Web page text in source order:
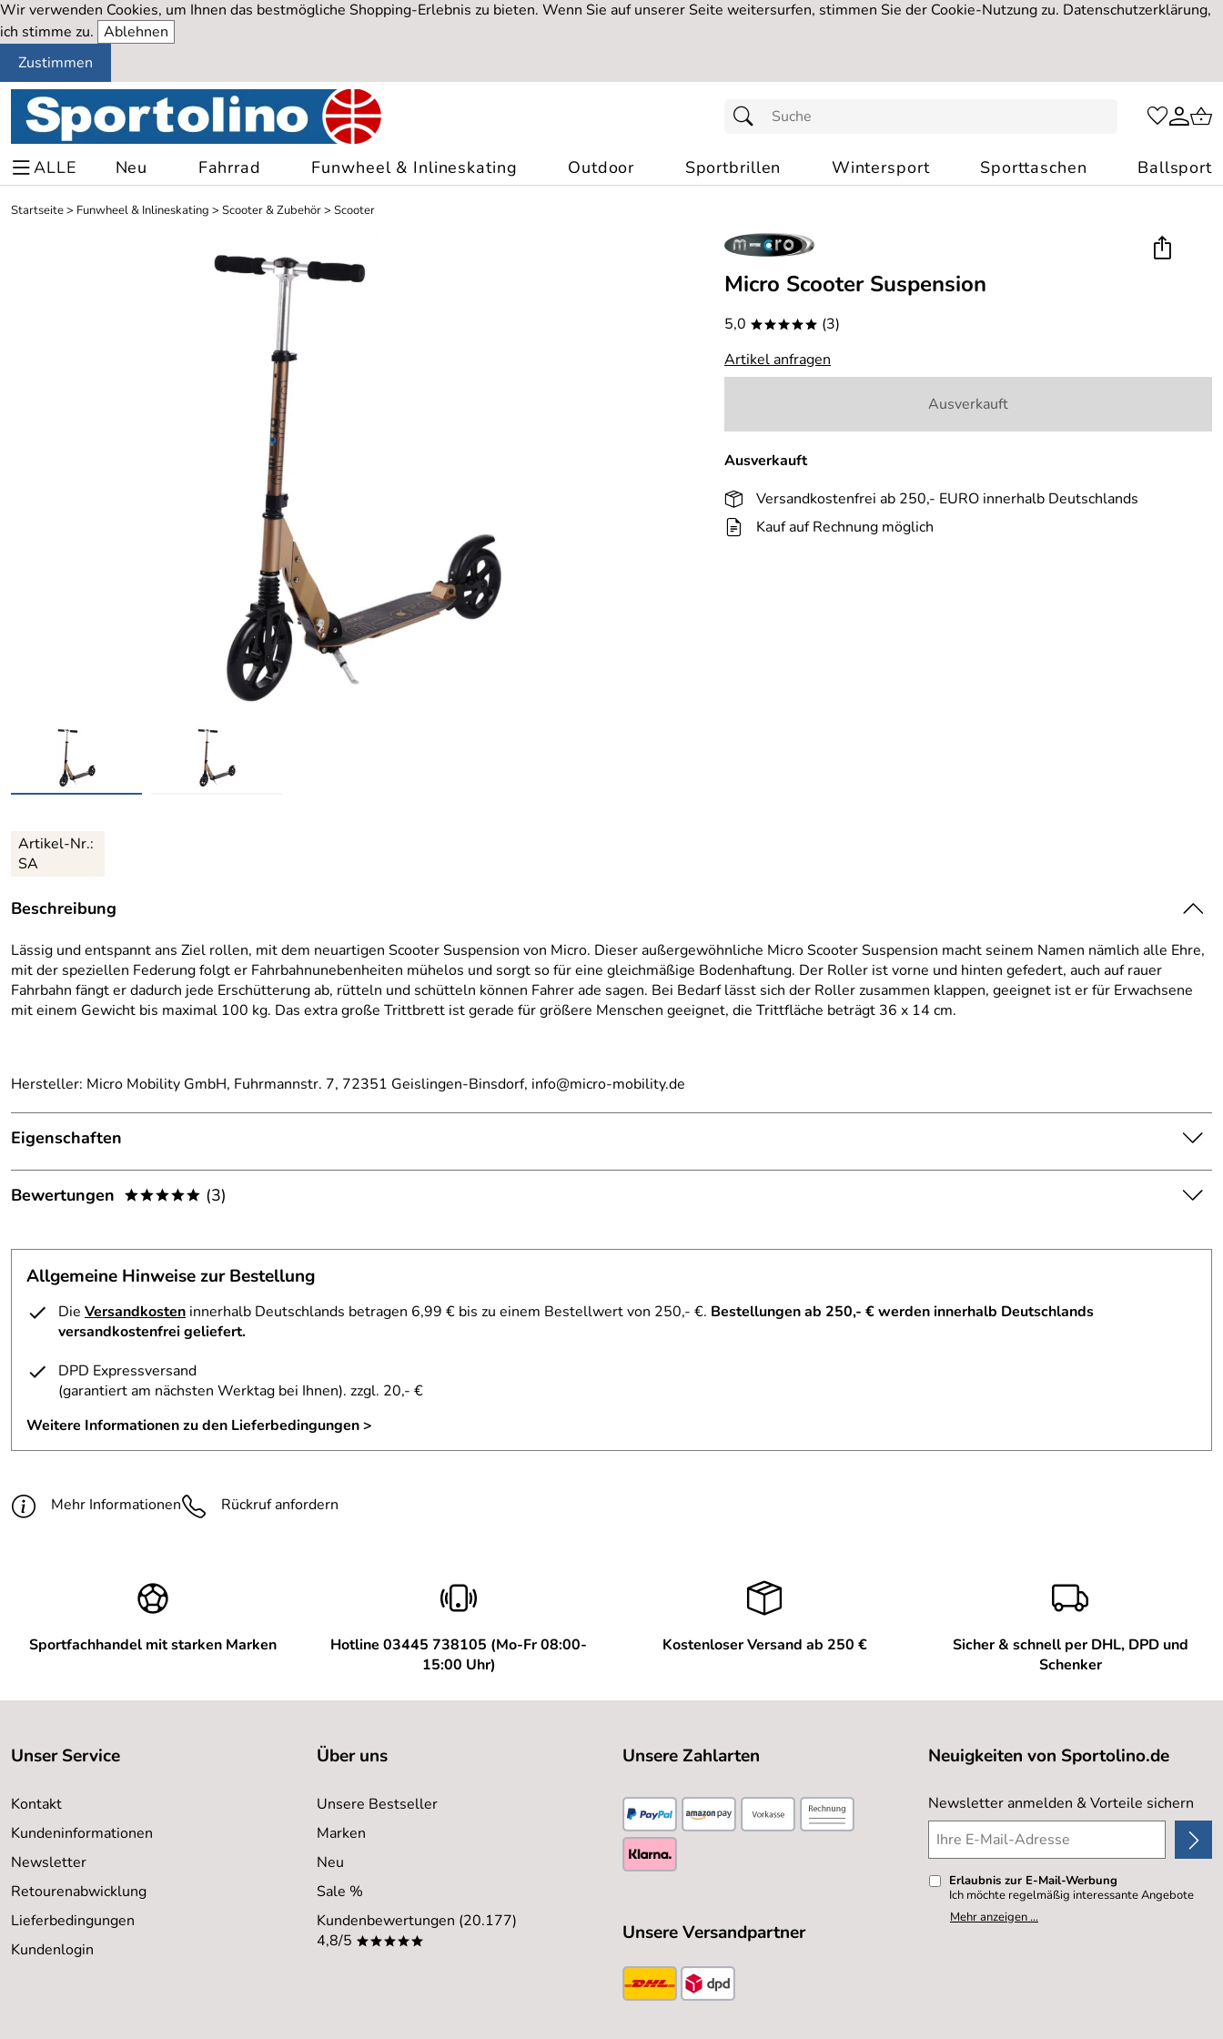
Wir verwenden Cookies, um Ihnen das bestmögliche Shopping-Erlebnis zu bieten. Wenn Sie auf unserer Seite weitersurfen, stimmen Sie der Cookie-Nutzung zu. Datenschutzerklärung,
ich stimme zu. Ablehnen
Zustimmen
ALLE Neu Fahrrad Funwheel & Inlineskating Outdoor Sportbrillen Wintersport Sporttaschen Ballsport
Startseite> Funwheel & Inlineskating > Scooter & Zubehör> Scooter
Micro Scooter Suspension
5,0 ***** (3)
Artikel anfragen
Ausverkauft
Ausverkauft
Versandkostenfrei ab 250,- EURO innerhalb Deutschlands
Kauf auf Rechnung möglich
Artikel-Nr.:
SA
Beschreibung
Lässig und entspannt ans Ziel rollen, mit dem neuartigen Scooter Suspension von Micro. Dieser außergewöhnliche Micro Scooter Suspension macht seinem Namen nämlich alle Ehre,
mit der speziellen Federung folgt er Fahrbahnunebenheiten mühelos und sorgt so für eine gleichmäßige Bodenhaftung. Der Roller ist vorne und hinten gefedert, auch auf rauer
Fahrbahn fängt er dadurch jede Erschütterung ab, rütteln und schütteln können Fahrer ade sagen. Bei Bedarf lässt sich der Roller zusammen klappen, geeignet ist er für Erwachsene
mit einem Gewicht bis maximal 100 kg. Das extra große Trittbrett ist gerade für größere Menschen geeignet, die Trittfläche beträgt 36 x 14 cm.
Hersteller: Micro Mobility GmbH, Fuhrmannstr. 7, 72351 Geislingen-Binsdorf, info@micro-mobility.de
Eigenschaften
Ausstattung
Belastbarkeit:
100 kg
Gewicht:
5.900 g
Lenkerhöhe:
ca. 83 - 105 cm
Rollengröße:
200 mm, Polyurethan
Bewertungen ***** (3)
Elke
Verifizierte Bewertung
Kaufdatum: 05.09.2017
Bewertungsdatum: 22.09.2017
Kaufdatum: 03.06.2016
Jakob,
Allgemeine Hinweise zur Bestellung
Die Versandkosten innerhalb Deutschlands betragen 6,99 € bis zu einem Bestellwert von 250,- €. Bestellungen ab 250,- € werden innerhalb Deutschlands
versandkostenfrei geliefert.
DPD Expressversand
(garantiert am nächsten Werktag bei Ihnen). zzgl. 20,- €
Weitere Informationen zu den Lieferbedingungen >
Mehr Informationen Rückruf anfordern
Sportfachhandel mit starken Marken
Hotline 03445 738105 (Mo-Fr 08:00-
15:00 Uhr)
Kostenloser Versand ab 250 €
Sicher & schnell per DHL, DPD und
Schenker
Unser Service
Kontakt
Kundeninformationen
Newsletter
Retourenabwicklung
Lieferbedingungen
Kundenlogin
Über uns
Unsere Bestseller
Marken
Neu
Sale %
Kundenbewertungen (20.177)
4,8/5 *****
Unsere Zahlarten
Unsere Versandpartner
Neuigkeiten von Sportolino.de
Newsletter anmelden & Vorteile sichern
Erlaubnis zur E-Mail-Werbung
Ich möchte regelmäßig interessante Angebote
per E-Mail erhalten. Meine E-Mail-Adresse wird
nicht an andere Unternehmen weitergegeben. Zu
Mehr anzeigen ...